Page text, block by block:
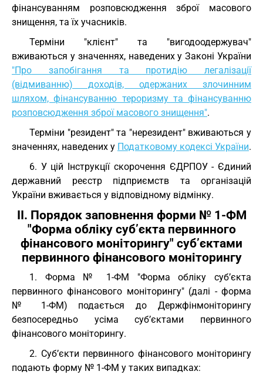
фінансуванням розповсюдження зброї масового
знищення, та їх учасників.
Терміни "клієнт" та "вигодоодержувач"
вживаються у значеннях, наведених у Законі України
"Про запобігання та протидію легалізації
(відмиванню) доходів, одержаних злочинним
шляхом, фінансуванню тероризму та фінансуванню
розповсюдження зброї масового знищення".
Терміни "резидент" та "нерезидент" вживаються у
значеннях, наведених у Податковому кодексі України.
6. У цій Інструкції скорочення ЄДРПОУ - Єдиний
державний реєстр підприємств та організацій
України вживається у відповідному відмінку.
II. Порядок заповнення форми № 1-ФМ
"Форма обліку суб’єкта первинного
фінансового моніторингу" суб’єктами
первинного фінансового моніторингу
1. Форма № 1-ФМ "Форма обліку суб’єкта
первинного фінансового моніторингу" (далі - форма
№ 1-ФМ) подається до Держфінмоніторингу
безпосередньо усіма суб’єктами первинного
фінансового моніторингу.
2. Суб’єкти первинного фінансового моніторингу
подають форму № 1-ФМ у таких випадках: